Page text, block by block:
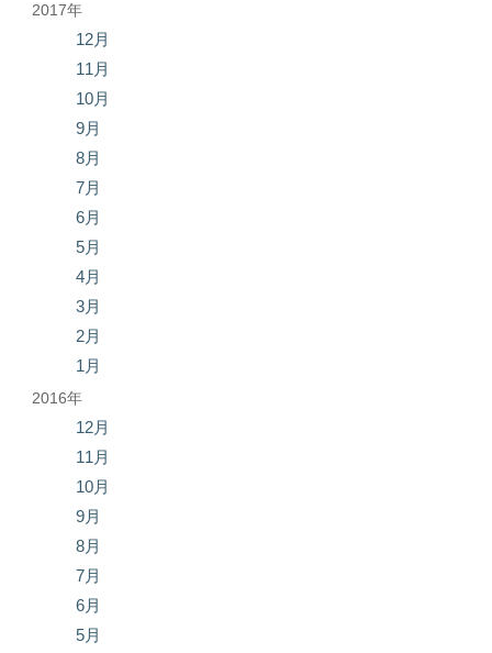
2017年
12月
11月
10月
9月
8月
7月
6月
5月
4月
3月
2月
1月
2016年
12月
11月
10月
9月
8月
7月
6月
5月